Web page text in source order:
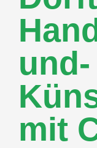
und-
mit